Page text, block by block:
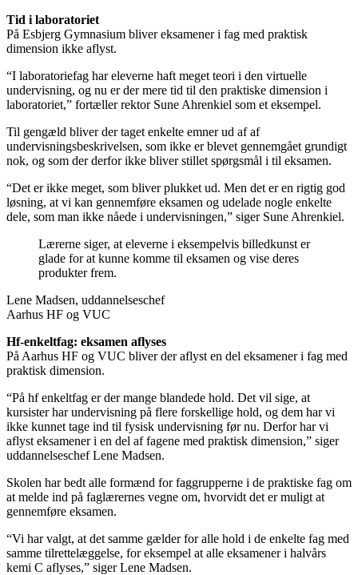
Tid i laboratoriet
På Esbjerg Gymnasium bliver eksamener i fag med praktisk
dimension ikke aflyst.
“I laboratoriefag har eleverne haft meget teori i den virtuelle
undervisning, og nu er der mere tid til den praktiske dimension i
laboratoriet,” fortæller rektor Sune Ahrenkiel som et eksempel.
Til gengæld bliver der taget enkelte emner ud af af
undervisningsbeskrivelsen, som ikke er blevet gennemgået grundigt
nok, og som der derfor ikke bliver stillet spørgsmål i til eksamen.
“Det er ikke meget, som bliver plukket ud. Men det er en rigtig god
løsning, at vi kan gennemføre eksamen og udelade nogle enkelte
dele, som man ikke nåede i undervisningen,” siger Sune Ahrenkiel.
Lærerne siger, at eleverne i eksempelvis billedkunst er
glade for at kunne komme til eksamen og vise deres
produkter frem.
Lene Madsen, uddannelseschef
Aarhus HF og VUC
Hf-enkeltfag: eksamen aflyses
På Aarhus HF og VUC bliver der aflyst en del eksamener i fag med
praktisk dimension.
“På hf enkeltfag er der mange blandede hold. Det vil sige, at
kursister har undervisning på flere forskellige hold, og dem har vi
ikke kunnet tage ind til fysisk undervisning før nu. Derfor har vi
aflyst eksamener i en del af fagene med praktisk dimension,” siger
uddannelseschef Lene Madsen.
Skolen har bedt alle formænd for faggrupperne i de praktiske fag om
at melde ind på faglærernes vegne om, hvorvidt det er muligt at
gennemføre eksamen.
“Vi har valgt, at det samme gælder for alle hold i de enkelte fag med
samme tilrettelæggelse, for eksempel at alle eksamener i halvårs
kemi C aflyses,” siger Lene Madsen.